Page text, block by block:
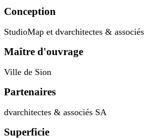
Conception
StudioMap et dvarchitectes &
Maître d'ouvrage
Ville de Sion
Partenaires
dvarchitectes & associés SA
Superficie